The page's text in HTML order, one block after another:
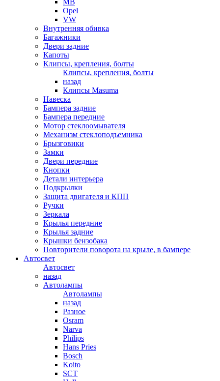
MB
Opel
VW
Внутренняя обивка
Багажники
Двери задние
Капоты
Клипсы, крепления, болты
Клипсы, крепления, болты
назад
Клипсы Masuma
Навеска
Бампера задние
Бампера передние
Мотор стеклоомывателя
Механизм стеклоподъемника
Брызговики
Замки
Двери передние
Кнопки
Детали интерьера
Подкрылки
Защита двигателя и КПП
Ручки
Зеркала
Крылья передние
Крылья задние
Крышки бензобака
Повторители поворота на крыле, в бампере
Автосвет
Автосвет
назад
Автолампы
Автолампы
назад
Разное
Osram
Narva
Philips
Hans Pries
Bosch
Koito
SCT